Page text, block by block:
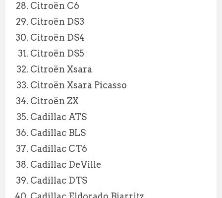
Citroën C6
Citroën DS3
Citroën DS4
Citroën DS5
Citroën Xsara
Citroën Xsara Picasso
Citroën ZX
Cadillac ATS
Cadillac BLS
Cadillac CT6
Cadillac DeVille
Cadillac DTS